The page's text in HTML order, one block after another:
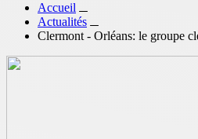
Accueil
Actualités
Clermont - Orléans: le groupe